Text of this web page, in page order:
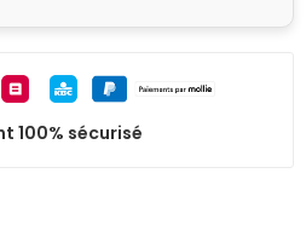
100% sécurisé